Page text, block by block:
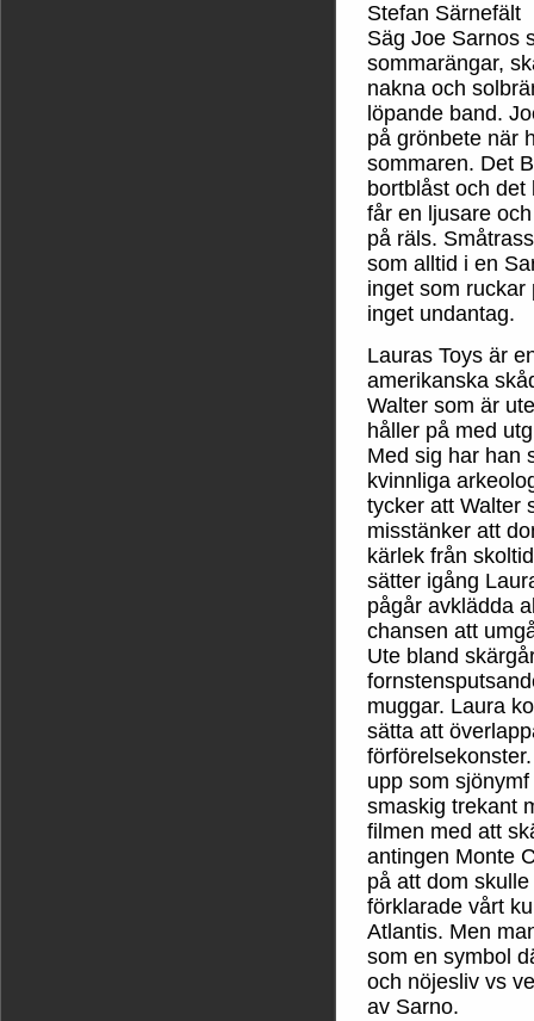
Stefan Särnefält
Säg Joe Sarnos
sommarängar,
nakna och
löpande band.
på grönbete när
sommaren. Det
bortblåst och
får en ljusare
på räls.
som alltid i en
inget som ruckar
inget undantag.
Lauras Toys är
amerikanska
Walter som är
håller på med
Med sig har han
kvinnliga
tycker att Walter
misstänker att
kärlek från
sätter igång
pågår avklädda
chansen att
Ute bland
muggar. Laura
sätta att
upp som
smaskig trekant
filmen med att
antingen Monte
på att dom
förklarade vårt
Atlantis. Men
som en symbol
och nöjesliv vs
av Sarno.